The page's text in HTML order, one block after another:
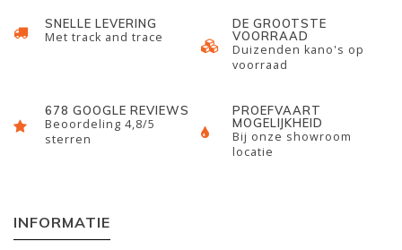
SNELLE LEVERING
Met track and trace
DE GROOTSTE
VOORRAAD
Duizenden kano's op
voorraad
678 GOOGLE REVIEWS
Beoordeling 4,8/5
sterren
PROEFVAART
MOGELIJKHEID
Bij onze showroom
locatie
INFORMATIE